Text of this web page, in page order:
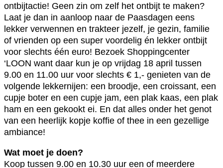
ontbijtactie! Geen zin om zelf het ontbijt te maken?
Laat je dan in aanloop naar de Paasdagen eens
lekker verwennen en trakteer jezelf, je gezin, familie
of vrienden op een super voordelig én lekker ontbijt
voor slechts één euro! Bezoek Shoppingcenter
‘LOON want daar kun je op vrijdag 18 april tussen
9.00 en 11.00 uur voor slechts € 1,- genieten van de
volgende lekkernijen: een broodje, een croissant, een
cupje boter en een cupje jam, een plak kaas, een plak
ham en een gekookt ei. En dat alles onder het genot
van een heerlijk kopje koffie of thee in een gezellige
ambiance!
Wat moet je doen?
Koop tussen 9.00 en 10.30 uur een of meerdere